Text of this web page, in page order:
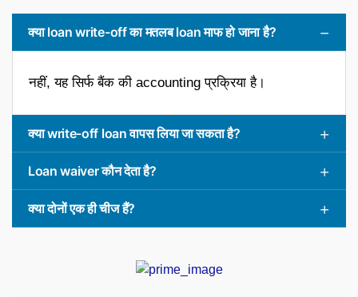
क्या loan write-off का मतलब loan माफ हो जाना है?
नहीं, यह सिर्फ बैंक की accounting प्रक्रिया है।
क्या write-off loan वापस लिया जा सकता है?
Loan waiver कौन देता है?
क्या दोनों एक ही चीज हैं?